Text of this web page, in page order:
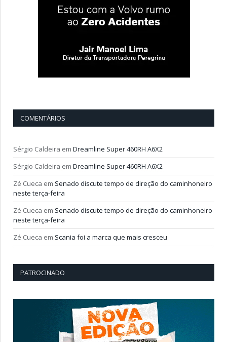
COMENTÁRIOS
Sérgio Caldeira em Dreamline Super 460RH A6X2
Sérgio Caldeira em Dreamline Super 460RH A6X2
Zé Cueca em Senado discute tempo de direção do caminhoneiro
neste terça-feira
Zé Cueca em Senado discute tempo de direção do caminhoneiro
neste terça-feira
Zé Cueca em Scania foi a marca que mais cresceu
PATROCINADO